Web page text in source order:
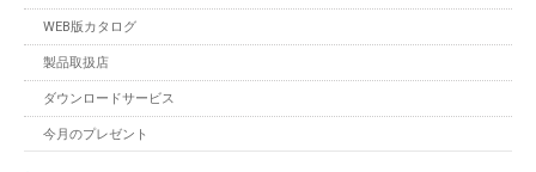
WEB版カタログ
製品取扱店
ダウンロードサービス
今月のプレゼント